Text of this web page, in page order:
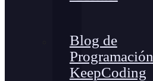
Blog de
Programación
KeepCoding